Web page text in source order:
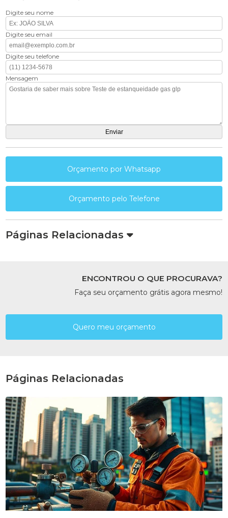
Digite seu nome
Digite seu email
Digite seu telefone
Mensagem
Orçamento por Whatsapp
Orçamento pelo Telefone
Páginas Relacionadas
ENCONTROU O QUE PROCURAVA?
Faça seu orçamento grátis agora mesmo!
Quero meu orçamento
Páginas Relacionadas